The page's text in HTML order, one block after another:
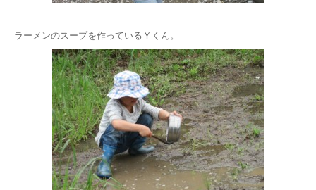
ラーメンのスープを作っているＹくん。